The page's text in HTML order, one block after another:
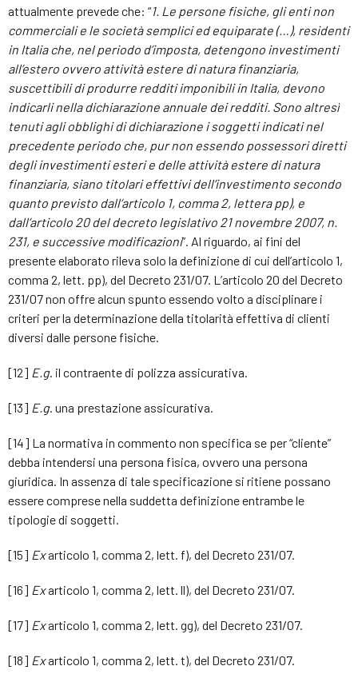
attualmente prevede che: “1. Le persone fisiche, gli enti non
commerciali e le società semplici ed equiparate (…), residenti
in Italia che, nel periodo d’imposta, detengono investimenti
all’estero ovvero attività estere di natura finanziaria,
suscettibili di produrre redditi imponibili in Italia, devono
indicarli nella dichiarazione annuale dei redditi. Sono altresì
tenuti agli obblighi di dichiarazione i soggetti indicati nel
precedente periodo che, pur non essendo possessori diretti
degli investimenti esteri e delle attività estere di natura
finanziaria, siano titolari effettivi dell’investimento secondo
quanto previsto dall’articolo 1, comma 2, lettera pp), e
dall’articolo 20 del decreto legislativo 21 novembre 2007, n.
231, e successive modificazioni”. Al riguardo, ai fini del
presente elaborato rileva solo la definizione di cui dell’articolo 1,
comma 2, lett. pp), del Decreto 231/07. L’articolo 20 del Decreto
231/07 non offre alcun spunto essendo volto a disciplinare i
criteri per la determinazione della titolarità effettiva di clienti
diversi dalle persone fisiche.
[12] E.g. il contraente di polizza assicurativa.
[13] E.g. una prestazione assicurativa.
[14] La normativa in commento non specifica se per “cliente”
debba intendersi una persona fisica, ovvero una persona
giuridica. In assenza di tale specificazione si ritiene possano
essere comprese nella suddetta definizione entrambe le
tipologie di soggetti.
[15] Exarticolo 1, comma 2, lett. f), del Decreto 231/07.
[16] Exarticolo 1, comma 2, lett. ll), del Decreto 231/07.
[17] Exarticolo 1, comma 2, lett. gg), del Decreto 231/07.
[18] Exarticolo 1, comma 2, lett. t), del Decreto 231/07.